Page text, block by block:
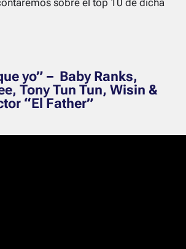
yo” – Baby Ranks,
Tony Tun Tun, Wisin &
“El Father”